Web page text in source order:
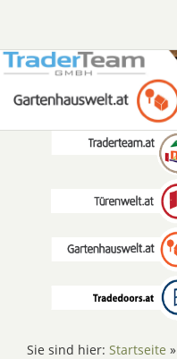
Sie sind hier: Startseite »